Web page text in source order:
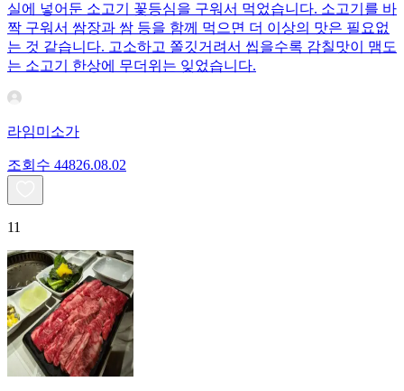
실에 넣어둔 소고기 꽃등심을 구워서 먹었습니다. 소고기를 바
짝 구워서 쌈장과 쌈 등을 함께 먹으면 더 이상의 맛은 필요없
는 것 같습니다. 고소하고 쫄깃거려서 씹을수록 감칠맛이 맴도
는 소고기 한상에 무더위는 잊었습니다.
라임미소가
조회수 44826.08.02
11